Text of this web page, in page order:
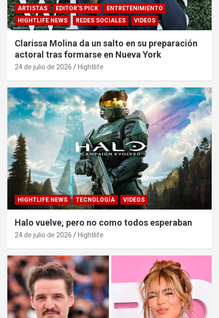
ARTISTAS EDITOR'S PICK
ENTRETENIMIENTO
HIGHTLIFE NEWS
REDES SOCIALES VIDEOS
Clarissa Molina da un salto en su preparación
actoral tras formarse en Nueva York
24 de julio de 2026 Hightlife
HIGHTLIFE NEWS TECNOLOGÍA VIDEOS
Halo vuelve, pero no como todos esperaban
24 de julio de 2026 Hightlife